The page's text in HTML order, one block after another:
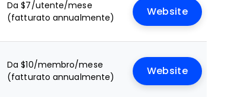
Da $7/utente/mese
(fatturato annualmente)
Website
Da $10/membro/mese
(fatturato annualmente)
Website